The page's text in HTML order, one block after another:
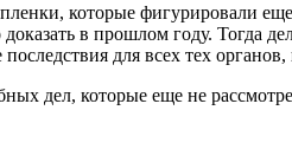
которые фигурировали
в прошлом году. Тогда
для всех тех органов,
дел, которые еще не